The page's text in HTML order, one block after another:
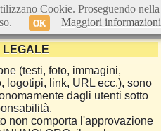
LEGALE
(testi, foto, immagini,
logotipi, link, URL ecc.), sono
dagli utenti sotto
non comporta l'approvazione
Cookie. Proseguendo nella
OK Maggiori informazioni